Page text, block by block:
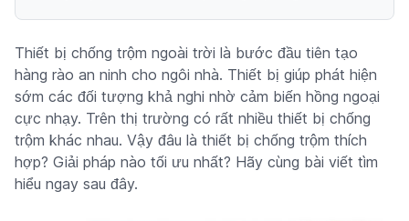
Thiết bị chống trộm ngoài trời là bước đầu tiên tạo
hàng rào an ninh cho ngôi nhà. Thiết bị giúp phát hiện
sớm các đối tượng khả nghi nhờ cảm biến hồng ngoại
cực nhạy. Trên thị trường có rất nhiều thiết bị chống
trộm khác nhau. Vậy đâu là thiết bị chống trộm thích
hợp? Giải pháp nào tối ưu nhất? Hãy cùng bài viết tìm
hiểu ngay sau đây.